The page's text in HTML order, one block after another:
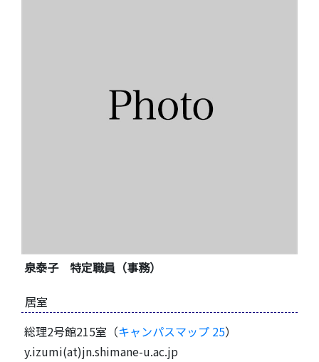
泉泰子 特定職員（事務）
居室
総理2号館215室（キャンパスマップ 25）
y.izumi(at)jn.shimane-u.ac.jp